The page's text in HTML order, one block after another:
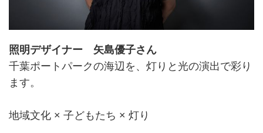
照明デザイナー 矢島優子さん
千葉ポートパークの海辺を、灯りと光の演出で彩り
ます。
地域文化 × 子どもたち × 灯り